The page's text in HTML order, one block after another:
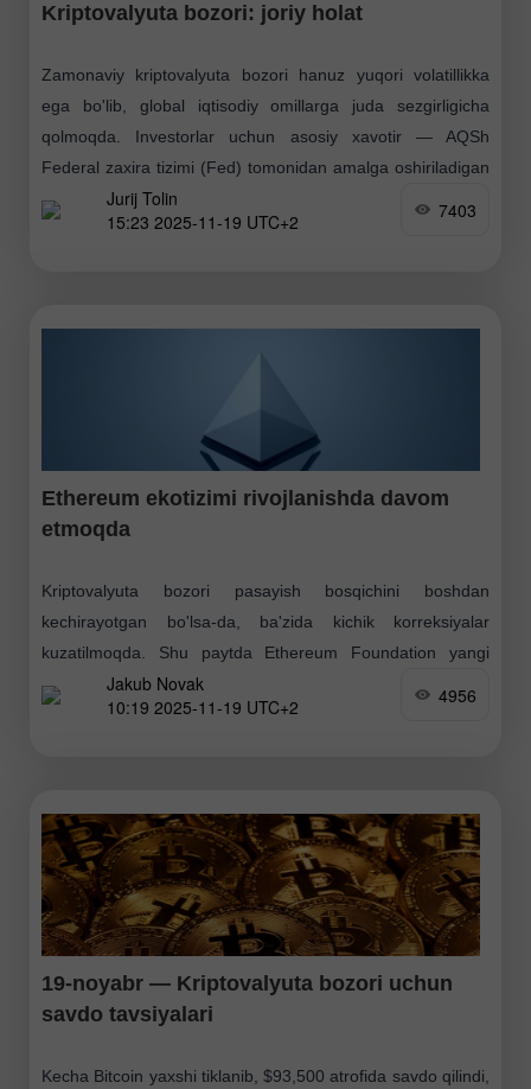
Kriptovalyuta bozori: joriy holat
Zamonaviy kriptovalyuta bozori hanuz yuqori volatillikka
ega bo'lib, global iqtisodiy omillarga juda sezgirligicha
qolmoqda. Investorlar uchun asosiy xavotir — AQSh
Federal zaxira tizimi (Fed) tomonidan amalga oshiriladigan
pul-kredit siyosatining kelajakdagi
Jurij Tolin
15:23 2025-11-19 UTC+2
7403
Ethereum ekotizimi rivojlanishda davom
etmoqda
Kriptovalyuta bozori pasayish bosqichini boshdan
kechirayotgan bo'lsa-da, ba'zida kichik korreksiyalar
kuzatilmoqda. Shu paytda Ethereum Foundation yangi
Ethereum Interoperability Layer (o'zaro ishlash qatlami)
konsepsiyasini taqdim etdi. Ushbu tashabbusning mohiyati
Jakub Novak
10:19 2025-11-19 UTC+2
4956
19-noyabr — Kriptovalyuta bozori uchun
savdo tavsiyalari
Kecha Bitcoin yaxshi tiklanib, $93,500 atrofida savdo qilindi,